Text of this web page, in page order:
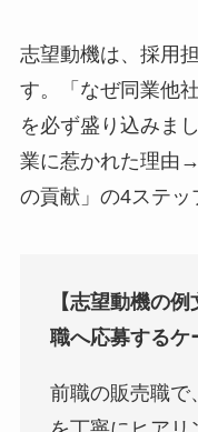
志望動機は、採用
す。「なぜ同業他
を必ず盛り込みま
業に惹かれた理由
の貢献」の4ステッ
【志望動機の
職へ応募するケ
前職の販売職で